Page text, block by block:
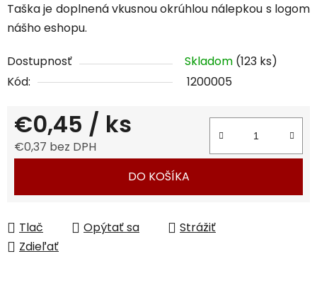
Taška je doplnená vkusnou okrúhlou nálepkou s logom
nášho eshopu.
Dostupnosť Skladom (123 ks)
Kód:
1200005
€0,45 / ks
€0,37 bez DPH
DO KOŠÍKA
Tlač Opýtať sa
Strážiť
Zdieľať